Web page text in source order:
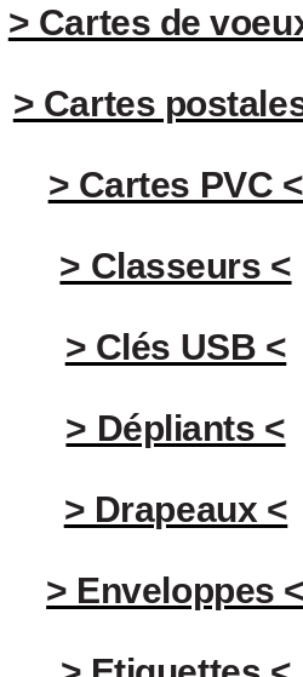
> Cartes de
> Cartes
> Cartes PVC <
> Classeurs <
> Clés USB <
> Dépliants <
> Drapeaux <
> Enveloppes <